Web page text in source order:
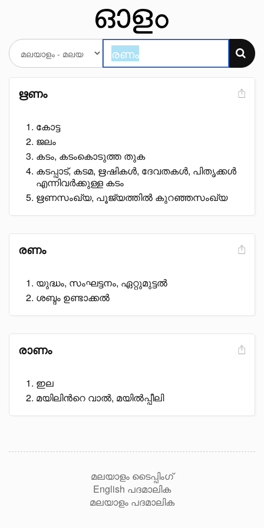
ഋണം
കോട്ട
ജലം
കടം, കടംകൊടുത്ത തുക
കടപ്പാട്, കടമ, ഋഷികൾ, ദേവതകൾ, പിതൃക്കൾ
എന്നിവർക്കുള്ള കടം
ഋണസംഖ്യ, പൂജ്യത്തിൽ കുറഞ്ഞസംഖ്യ
രണം
യുദ്ധം, സംഘട്ടനം, ഏറ്റുമുട്ടൽ
ശബ്ദം ഉണ്ടാക്കൽ
രാണം
ഇല
മയിലിൻറെ വാൽ, മയിൽപ്പീലി
മലയാളം ടൈപ്പിംഗ്
English പദമാലിക
മലയാളം പദമാലിക